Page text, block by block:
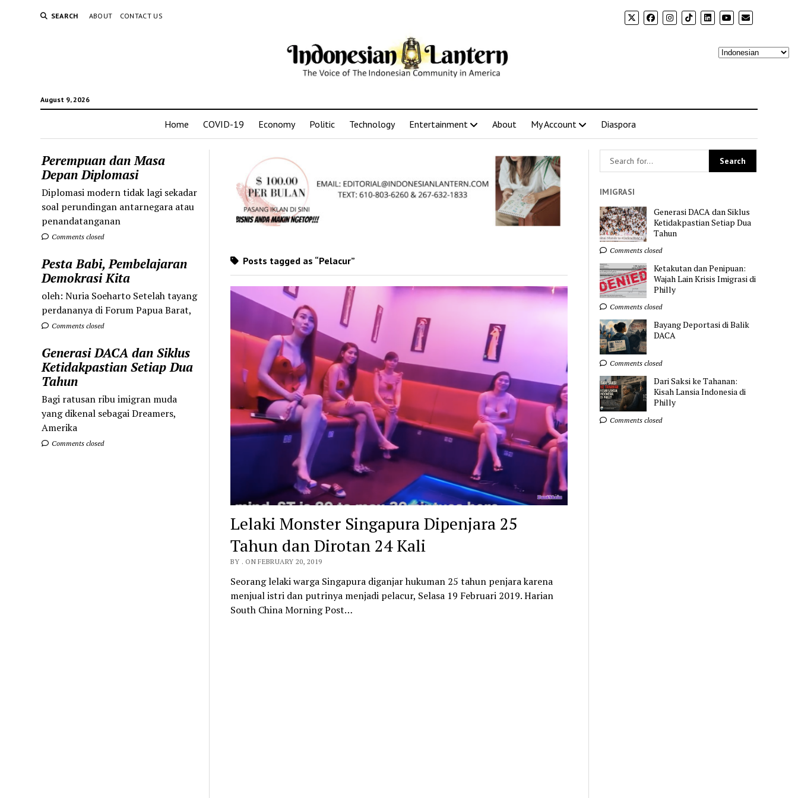
SEARCH ABOUT CONTACT US
August 9, 2026
Home COVID-19 Economy Politic Technology Entertainment About My Account Diaspora
Perempuan dan Masa
Depan Diplomasi
Diplomasi modern tidak lagi sekadar
soal perundingan antarnegara atau
penandatanganan
Comments closed
Pesta Babi, Pembelajaran
Demokrasi Kita
oleh: Nuria Soeharto Setelah tayang
perdananya di Forum Papua Barat,
Comments closed
Generasi DACA dan Siklus
Ketidakpastian Setiap Dua
Tahun
Bagi ratusan ribu imigran muda
yang dikenal sebagai Dreamers,
Amerika
Comments closed
Posts tagged as “Pelacur”
Lelaki Monster Singapura Dipenjara 25
Tahun dan Dirotan 24 Kali
BY . ON FEBRUARY 20, 2019
Seorang lelaki warga Singapura diganjar hukuman 25 tahun penjara karena
menjual istri dan putrinya menjadi pelacur, Selasa 19 Februari 2019. Harian
South China Morning Post…
IMIGRASI
Generasi DACA dan Siklus
Ketidakpastian Setiap Dua
Tahun
Comments closed
Ketakutan dan Penipuan:
Wajah Lain Krisis Imigrasi di
Philly
Comments closed
Bayang Deportasi di Balik
DACA
Comments closed
Dari Saksi ke Tahanan:
Kisah Lansia Indonesia di
Philly
Comments closed